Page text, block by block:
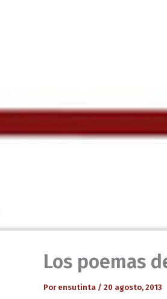
Los poemas
Por ensutinta / 20 agosto, 2013